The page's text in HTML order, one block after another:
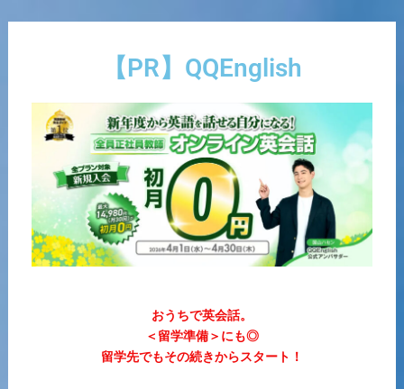
【PR】QQEnglish
おうちで英会話。
＜留学準備＞にも◎
留学先でもその続きからスタート！